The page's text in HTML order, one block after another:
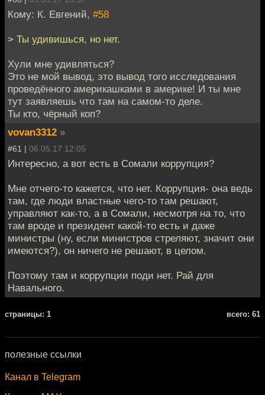
Кому: К. Евгений, #58
> Ты удивишься, но нет.
Хули мне удивляться?
Это не мой вывод, это вывод того исследования
проведённого америкашками в америке! И ты мне
тут заявляешь что там на самом-то деле.
Ты кто, чёрный коп?
vovan3312 »
#61 | 06.05.17 12:05
Интересно, а вот есть в Сомали коррупция?
Мне отчего-то кажется, что нет. Коррупция- она ведь
там, где люди властные чего-то там решают,
управляют как-то, а в Сомали, несмотря на то, что
там вроде и президент какой-то есть и даже
министры (ну, если министров стреляют, значит они
имеются?), он ничего не решают, в целом.
Поэтому там и коррупции поди нет. Рай для
Навального.
cтраницы: 1 всего: 61
полезные ссылки
Канал в Telegram